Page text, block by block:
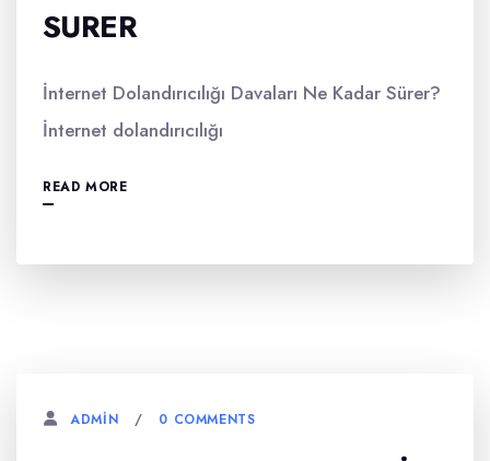
SURER
İnternet Dolandırıcılığı Davaları Ne Kadar Sürer?
İnternet dolandırıcılığı
READ MORE
ADMIN 0 COMMENTS